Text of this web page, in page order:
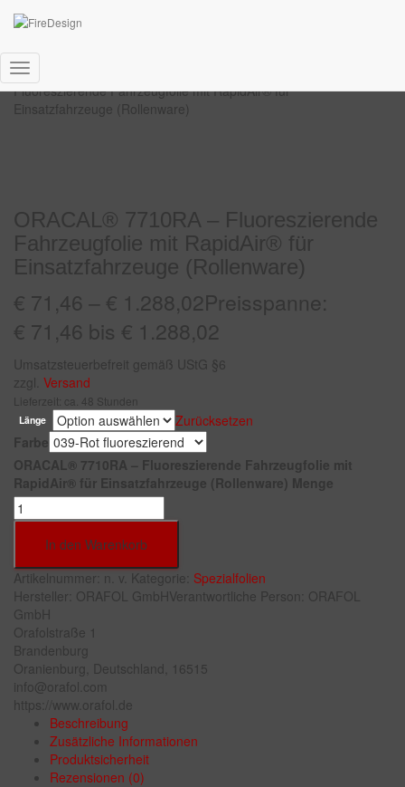
Navigation
umschalten
Start
Fluoreszierende Fahrzeugfolie mit RapidAir® für
Einsatzfahrzeuge (Rollenware)
ORACAL® 7710RA – Fluoreszierende
Fahrzeugfolie mit RapidAir® für
Einsatzfahrzeuge (Rollenware)
€ 71,46 – € 1.288,02Preisspanne:
€ 71,46 bis € 1.288,02
Umsatzsteuerbefreit gemäß UStG §6
zzgl. Versand
Lieferzeit: ca. 48 Stunden
Länge
Zurücksetzen
Farbe
ORACAL® 7710RA – Fluoreszierende Fahrzeugfolie mit
RapidAir® für Einsatzfahrzeuge (Rollenware) Menge
In den Warenkorb
Artikelnummer: n. v. Kategorie: Spezialfolien
Hersteller: ORAFOL GmbHVerantwortliche Person: ORAFOL
GmbH
Orafolstraße 1
Brandenburg
Oranienburg, Deutschland, 16515
info@orafol.com
https://www.orafol.de
Beschreibung
Zusätzliche Informationen
Produktsicherheit
Rezensionen (0)